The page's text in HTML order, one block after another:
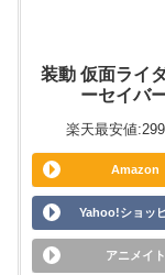
装動 仮面ライ
ーセイバ
楽天最安値
Amazon
Yahoo!ショッ
アニメイト